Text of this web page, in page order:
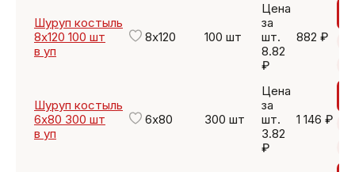
Шуруп костыль
8х120 100 шт
в уп
8х120 100 шт
Цена
за
шт.
8.82
₽
882 ₽
Шуруп костыль
6х80 300 шт
в уп
6х80 300 шт
Цена
за
шт.
3.82
₽
1 146 ₽